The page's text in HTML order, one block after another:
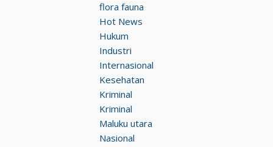
flora fauna
Hot News
Hukum
Industri
Internasional
Kesehatan
Kriminal
Kriminal
Maluku utara
Nasional